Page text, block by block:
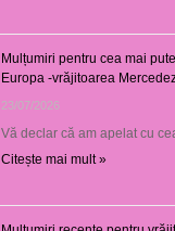
Mulțumiri pentru cea mai
Europa -vrăjitoarea
23/07/2026
Vă declar că am apelat cu
Citește mai mult »